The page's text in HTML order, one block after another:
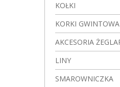
KOŁKI
KORKI
AKCESORIA
LINY
SMAROWNICZKA